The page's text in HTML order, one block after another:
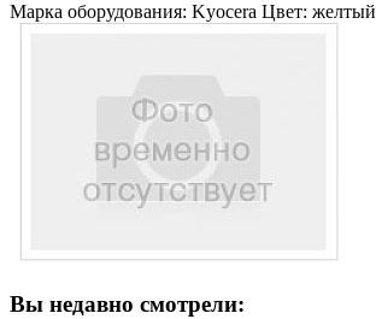
Марка оборудования: Kyocera Цвет: желтый
Вы недавно смотрели: